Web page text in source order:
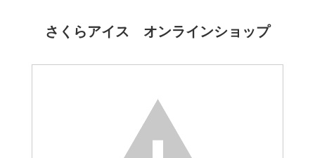
さくらアイス オンラインショップ